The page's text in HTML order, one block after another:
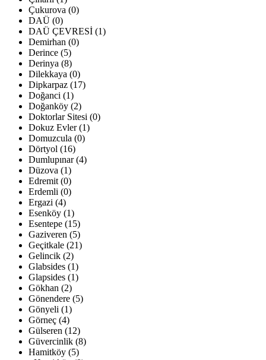
Çukurova (0)
DAÜ (0)
DAÜ ÇEVRESİ (1)
Demirhan (0)
Derince (5)
Derinya (8)
Dilekkaya (0)
Dipkarpaz (17)
Doğanci (1)
Doğanköy (2)
Doktorlar Sitesi (0)
Dokuz Evler (1)
Domuzcula (0)
Dörtyol (16)
Dumlupınar (4)
Düzova (1)
Edremit (0)
Erdemli (0)
Ergazi (4)
Esenköy (1)
Esentepe (15)
Gaziveren (5)
Geçitkale (21)
Gelincik (2)
Glabsides (1)
Glapsides (1)
Gökhan (2)
Gönendere (5)
Gönyeli (1)
Görneç (4)
Gülseren (12)
Güvercinlik (8)
Hamitköy (5)